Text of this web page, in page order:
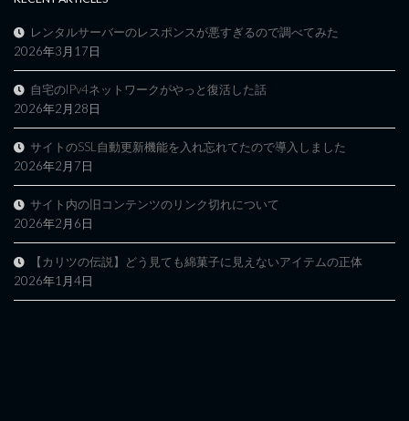
レンタルサーバーのレスポンスが悪すぎるので調べてみた
2026年3月17日
自宅のIPv4ネットワークがやっと復活した話
2026年2月28日
サイトのSSL自動更新機能を入れ忘れてたので導入しました
2026年2月7日
サイト内の旧コンテンツのリンク切れについて
2026年2月6日
【カリツの伝説】どう見ても綿菓子に見えないアイテムの正体
2026年1月4日